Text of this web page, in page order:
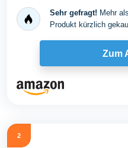
Sehr gefragt! Mehr
Produkt kürzlich
Zum
2